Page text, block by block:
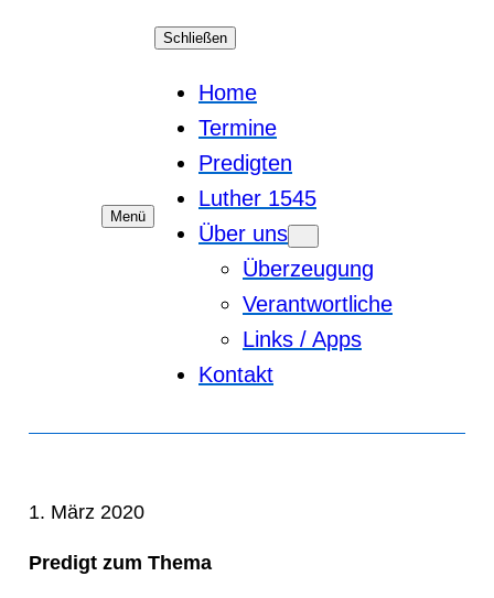
Menü
Schließen
Home
Termine
Predigten
Luther 1545
Über uns
Überzeugung
Verantwortliche
Links / Apps
Kontakt
1. März 2020
Predigt zum Thema